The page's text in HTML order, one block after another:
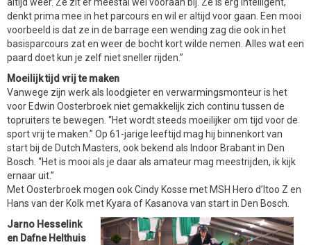
denkt prima mee in het parcours en wil er altijd voor gaan. Een mooi
voorbeeld is dat ze in de barrage een wending zag die ook in het
basisparcours zat en weer de bocht kort wilde nemen. Alles wat een
paard doet kun je zelf niet sneller rijden.”
Moeilijk tijd vrij te maken
Vanwege zijn werk als loodgieter en verwarmingsmonteur is het
voor Edwin Oosterbroek niet gemakkelijk zich continu tussen de
topruiters te bewegen. “Het wordt steeds moeilijker om tijd voor de
sport vrij te maken.” Op 61-jarige leeftijd mag hij binnenkort van
start bij de Dutch Masters, ook bekend als Indoor Brabant in Den
Bosch. “Het is mooi als je daar als amateur mag meestrijden, ik kijk
ernaar uit.”
Met Oosterbroek mogen ook Cindy Kosse met MSH Hero d’Itoo Z en
Hans van der Kolk met Kyara of Kasanova van start in Den Bosch.
Jarno Hesselink
en Dafne Helthuis